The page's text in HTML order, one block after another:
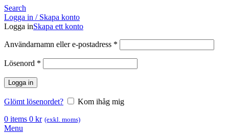
Search
Logga in / Skapa konto
Logga inSkapa ett konto
Användarnamn eller e-postadress *
Lösenord *
Logga in
Glömt lösenordet?
Kom ihåg mig
0 items 0 kr (exkl. moms)
Menu